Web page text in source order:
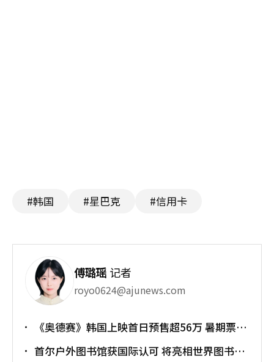
#韩国 #星巴克 #信用卡
傅璐瑶 记者
royo0624@ajunews.com
《奥德赛》韩国上映首日预售超56万 暑期票房
首尔户外图书馆获国际认可 将亮相世界图书馆